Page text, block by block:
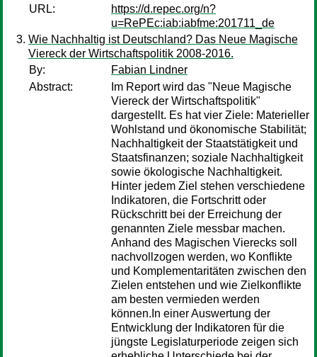
URL:
https://d.repec.org/n?
u=RePEc:iab:iabfme:201711_de
Wie Nachhaltig ist Deutschland? Das Neue Magische
Viereck der Wirtschaftspolitik 2008-2016.
By:
Fabian Lindner
Abstract:
Im Report wird das "Neue Magische
Viereck der Wirtschaftspolitik"
dargestellt. Es hat vier Ziele: Materieller
Wohlstand und ökonomische Stabilität;
Nachhaltigkeit der Staatstätigkeit und
Staatsfinanzen; soziale Nachhaltigkeit
sowie ökologische Nachhaltigkeit.
Hinter jedem Ziel stehen verschiedene
Indikatoren, die Fortschritt oder
Rückschritt bei der Erreichung der
genannten Ziele messbar machen.
Anhand des Magischen Vierecks soll
nachvollzogen werden, wo Konflikte
und Komplementaritäten zwischen den
Zielen entstehen und wie Zielkonflikte
am besten vermieden werden
können.In einer Auswertung der
Entwicklung der Indikatoren für die
jüngste Legislaturperiode zeigen sich